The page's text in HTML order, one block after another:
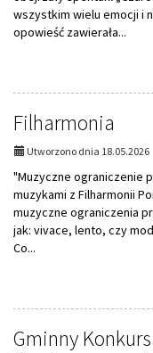
wszystkim wielu emocji i
opowieść zawierała...
Filharmonia
Utworzono dnia 18.05.2026
"Muzyczne ograniczenie
muzykami z Filharmonii
muzyczne ograniczenia
jak: vivace, lento, czy
Co...
Gminny